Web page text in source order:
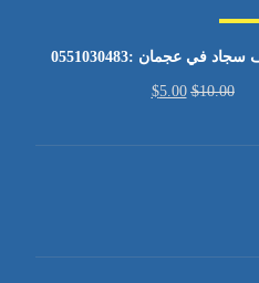
في عجمان :0551030483
$10.00
$5.00